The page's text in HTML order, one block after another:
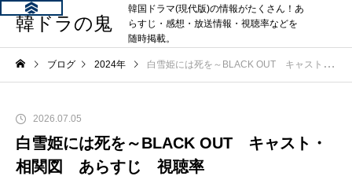
韓ドラの鬼
韓国ドラマ(現代版)の情報がたくさん！あ
らすじ・感想・放送情報・視聴率などを
随時掲載。
ブログ 2024年 白雪姫には死を～BLACK OUT キャスト・相関図 あらすじ 視聴率
2026.07.05
白雪姫には死を～BLACK OUT キャスト・
相関図 あらすじ 視聴率